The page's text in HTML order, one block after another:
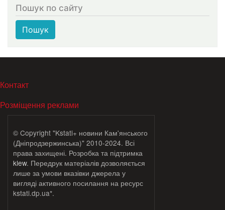
Пошук по сайту
Пошук
МЕНЮ В ПОДВАЛЕ
Контакт
Розміщення реклами
© Copyright "Kstati+ новини Кам'янського
(Дніпродзержинська)" 2010-2024. Всі
права захищені. Розробка та підтримка
klew. Передрук матеріалів дозволяється
лише за умови вказівки джерела у
вигляді активного посилання на ресурс
kstati.dp.ua*.